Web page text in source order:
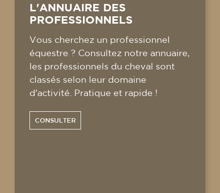
L'ANNUAIRE DES
PROFESSIONNELS
Vous cherchez un professionnel
équestre ? Consultez notre annuaire,
les professionnels du cheval sont
classés selon leur domaine
d'activité. Pratique et rapide !
CONSULTER